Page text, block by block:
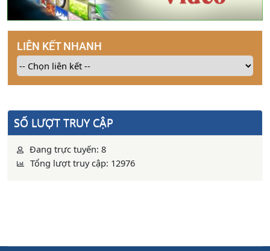
LIÊN KẾT NHANH
SỐ LƯỢT TRUY CẬP
Đang trực tuyến: 8
Tổng lượt truy cập: 12976